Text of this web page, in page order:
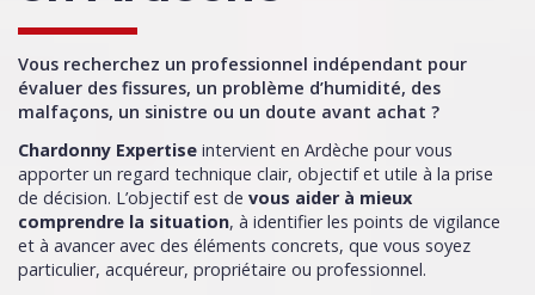
Vous recherchez un professionnel indépendant pour
évaluer des fissures, un problème d’humidité, des
malfaçons, un sinistre ou un doute avant achat ?
Chardonny Expertise intervient en Ardèche pour vous
apporter un regard technique clair, objectif et utile à la prise
de décision. L’objectif est de vous aider à mieux
comprendre la situation, à identifier les points de vigilance
et à avancer avec des éléments concrets, que vous soyez
particulier, acquéreur, propriétaire ou professionnel.